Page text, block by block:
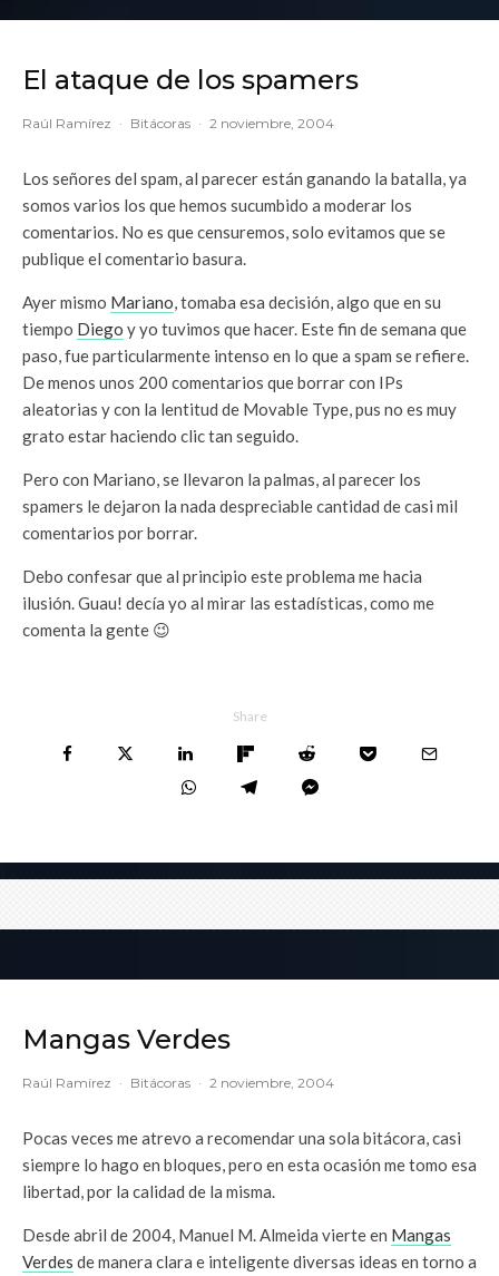
El ataque de los spamers
Raúl Ramírez · Bitácoras · 2 noviembre, 2004
Los señores del spam, al parecer están ganando la batalla, ya
somos varios los que hemos sucumbido a moderar los
comentarios. No es que censuremos, solo evitamos que se
publique el comentario basura.
Ayer mismo Mariano, tomaba esa decisión, algo que en su
tiempo Diego y yo tuvimos que hacer. Este fin de semana que
paso, fue particularmente intenso en lo que a spam se refiere.
De menos unos 200 comentarios que borrar con IPs
aleatorias y con la lentitud de Movable Type, pus no es muy
grato estar haciendo clic tan seguido.
Pero con Mariano, se llevaron la palmas, al parecer los
spamers le dejaron la nada despreciable cantidad de casi mil
comentarios por borrar.
Debo confesar que al principio este problema me hacia
ilusión. Guau! decía yo al mirar las estadísticas, como me
comenta la gente 😉
Share
Mangas Verdes
Raúl Ramírez · Bitácoras · 2 noviembre, 2004
Pocas veces me atrevo a recomendar una sola bitácora, casi
siempre lo hago en bloques, pero en esta ocasión me tomo esa
libertad, por la calidad de la misma.
Desde abril de 2004, Manuel M. Almeida vierte en Mangas
Verdes de manera clara e inteligente diversas ideas en torno a